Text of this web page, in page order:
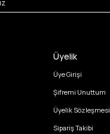
Üyelik
Üye Girişi
Şifremi Unuttum
Üyelik Sözleşmesi
Sipariş Takibi